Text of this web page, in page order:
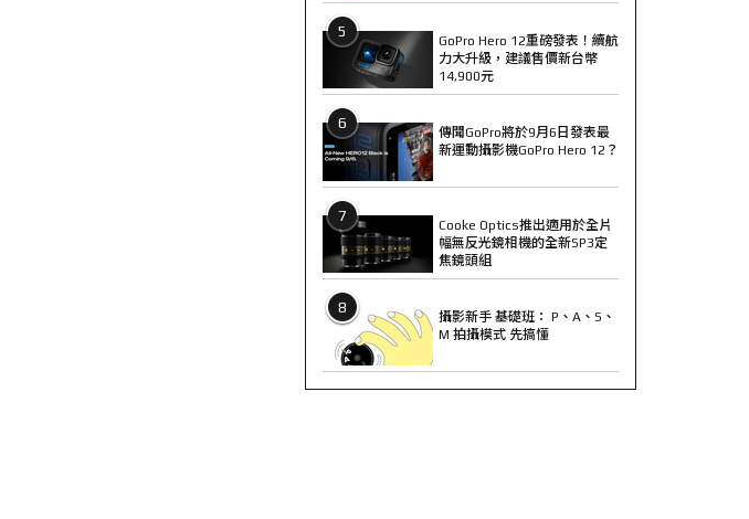
5
GoPro Hero 12重磅發表！續航
力大升級，建議售價新台幣
14,900元
6
傳聞GoPro將於9月6日發表最
新運動攝影機GoPro Hero 12？
7
Cooke Optics推出適用於全片
幅無反光鏡相機的全新SP3定
焦鏡頭組
8
攝影新手 基礎班： P、A、S、
M 拍攝模式 先搞懂